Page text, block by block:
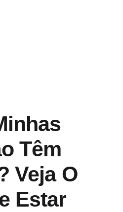
Têm
Veja O
Estar